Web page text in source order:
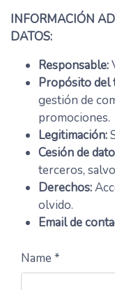
INFORMACIÓN
DATOS:
Responsable:
Propósito del
gestión de
promociones.
Legitimación:
Cesión de
terceros,
Derechos:
olvido.
Email de
Name *